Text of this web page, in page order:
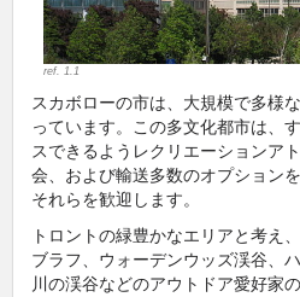
ref. 1.1
スカボローの市は、大規模で多様
っています。この多文化都市は、
スできるようレクリエーションア
会、および輸送多数のオプション
それらを歓迎します。
トロントの緑豊かなエリアと考え
ブラフ、ウォーデンウッズ渓谷、
川の渓谷などのアウトドア愛好家